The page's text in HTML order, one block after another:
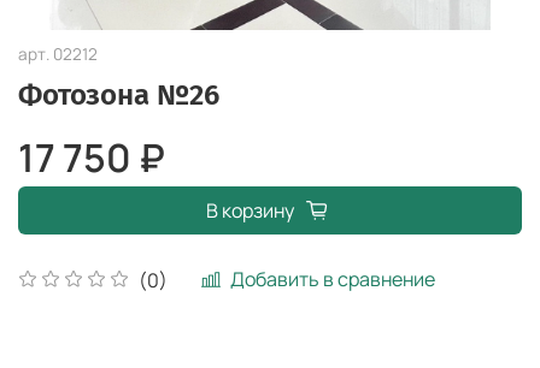
арт. 02212
Фотозона №26
(0) Добавить в сравнение
17 750 ₽
В корзину